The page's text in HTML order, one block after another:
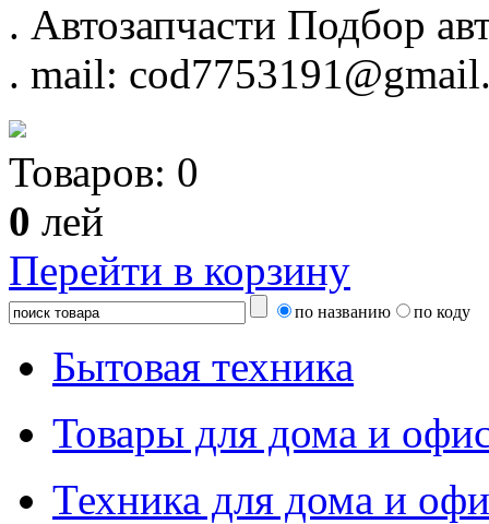
. Автозапчасти Подбор
. mail:
Товаров: 0
0 лей
Перейти в корзину
по названию по коду
Бытовая техника
Товары для дома и
Техника для дома и